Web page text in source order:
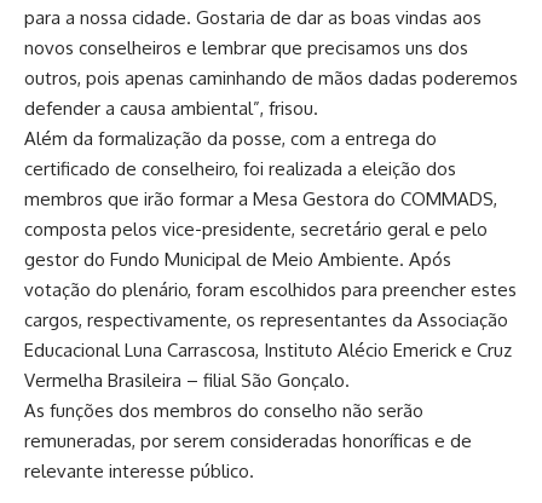
para a nossa cidade. Gostaria de dar as boas vindas aos
novos conselheiros e lembrar que precisamos uns dos
outros, pois apenas caminhando de mãos dadas poderemos
defender a causa ambiental”, frisou.
Além da formalização da posse, com a entrega do
certificado de conselheiro, foi realizada a eleição dos
membros que irão formar a Mesa Gestora do COMMADS,
composta pelos vice-presidente, secretário geral e pelo
gestor do Fundo Municipal de Meio Ambiente. Após
votação do plenário, foram escolhidos para preencher estes
cargos, respectivamente, os representantes da Associação
Educacional Luna Carrascosa, Instituto Alécio Emerick e Cruz
Vermelha Brasileira – filial São Gonçalo.
As funções dos membros do conselho não serão
remuneradas, por serem consideradas honoríficas e de
relevante interesse público.